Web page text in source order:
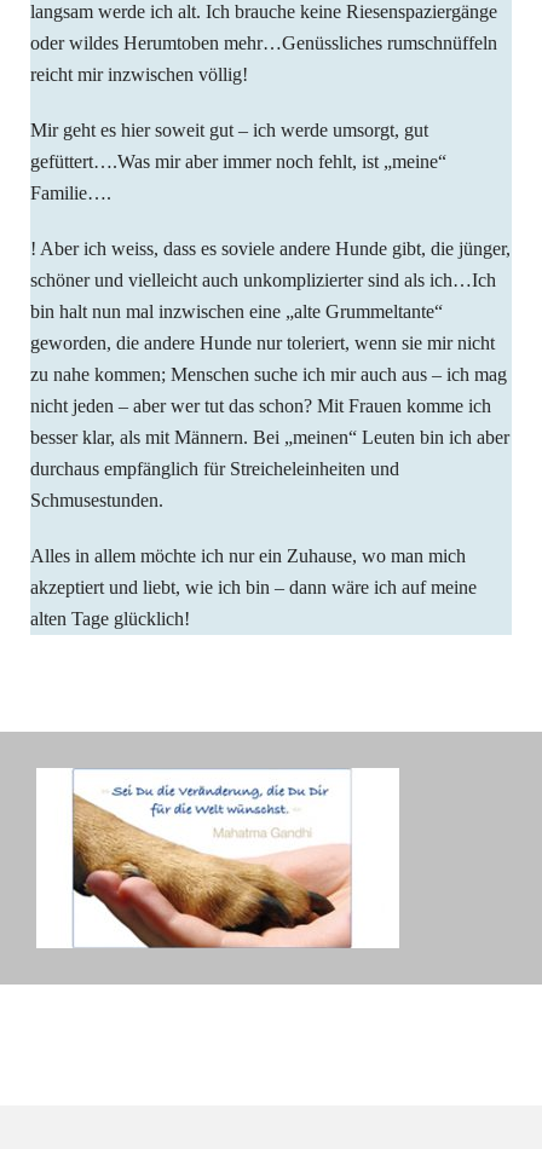
langsam werde ich alt. Ich brauche keine Riesenspaziergänge
oder wildes Herumtoben mehr…Genüssliches rumschnüffeln
reicht mir inzwischen völlig!
Mir geht es hier soweit gut – ich werde umsorgt, gut
gefüttert….Was mir aber immer noch fehlt, ist „meine“
Familie….
! Aber ich weiss, dass es soviele andere Hunde gibt, die jünger,
schöner und vielleicht auch unkomplizierter sind als ich…Ich
bin halt nun mal inzwischen eine „alte Grummeltante“
geworden, die andere Hunde nur toleriert, wenn sie mir nicht
zu nahe kommen; Menschen suche ich mir auch aus – ich mag
nicht jeden – aber wer tut das schon? Mit Frauen komme ich
besser klar, als mit Männern. Bei „meinen“ Leuten bin ich aber
durchaus empfänglich für Streicheleinheiten und
Schmusestunden.
Alles in allem möchte ich nur ein Zuhause, wo man mich
akzeptiert und liebt, wie ich bin – dann wäre ich auf meine
alten Tage glücklich!